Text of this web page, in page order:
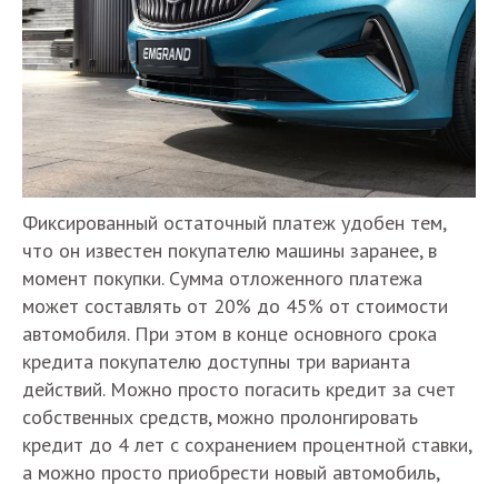
Фиксированный остаточный платеж удобен тем,
что он известен покупателю машины заранее, в
момент покупки. Сумма отложенного платежа
может составлять от 20% до 45% от стоимости
автомобиля. При этом в конце основного срока
кредита покупателю доступны три варианта
действий. Можно просто погасить кредит за счет
собственных средств, можно пролонгировать
кредит до 4 лет с сохранением процентной ставки,
а можно просто приобрести новый автомобиль,